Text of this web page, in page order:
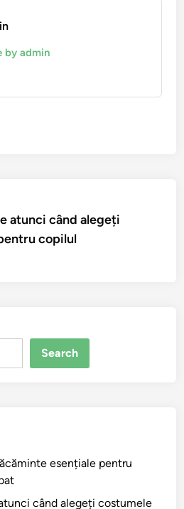
by admin
atunci când alegeți
copilul
Search
esențiale pentru
când alegeți costumele